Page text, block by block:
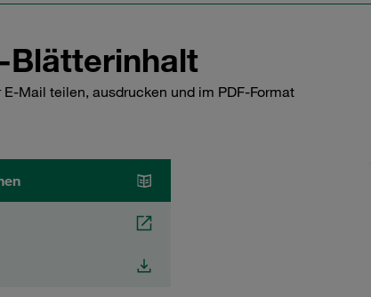
Blätterinhalt
Mail teilen, ausdrucken und im PDF-Format